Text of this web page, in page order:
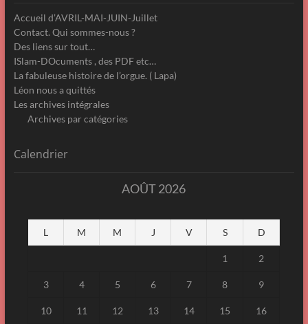
Accueil d’AVRIL-MAI-JUIN-Juillet
Contact. Qui sommes-nous ?
Des liens sur tout…
ISlam-DOcuments , des PDF etc…
La fabuleuse histoire de l’orgue. ( Lapa)
Léon nous a quittés
Les archives intégrales
Archives par catégories
Calendrier
AOÛT 2026
L M M J V S D
1 2
3 4 5 6 7 8 9
10 11 12 13 14 15 16